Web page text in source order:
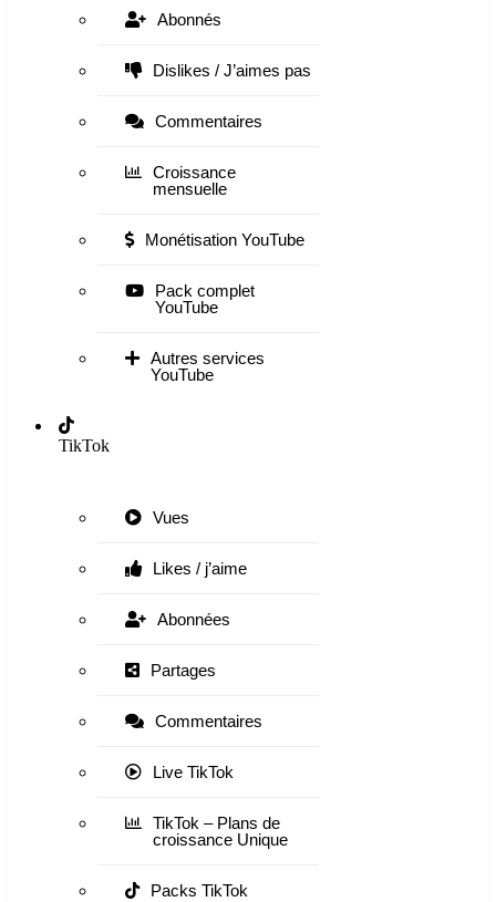
Abonnés
Dislikes / J’aimes pas
Commentaires
Croissance
mensuelle
Monétisation YouTube
Pack complet
YouTube
Autres services
YouTube
TikTok
Vues
Likes / j’aime
Abonnées
Partages
Commentaires
Live TikTok
TikTok – Plans de
croissance Unique
Packs TikTok